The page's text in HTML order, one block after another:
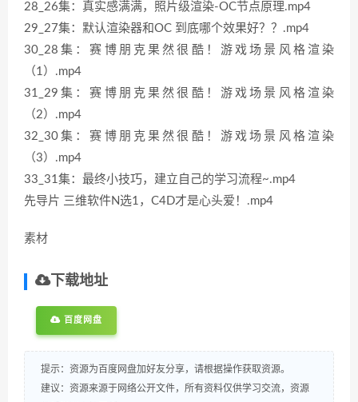
28_26集：真实感满满，照片级渲染-OC节点原理.mp4
29_27集：默认渲染器和OC 到底哪个效果好？？.mp4
30_28集：赛博朋克果然很酷！游戏场景风格渲染
（1）.mp4
31_29集：赛博朋克果然很酷！游戏场景风格渲染
（2）.mp4
32_30集：赛博朋克果然很酷！游戏场景风格渲染
（3）.mp4
33_31集：最终小技巧，建立自己的学习流程~.mp4
先导片 三维软件N选1，C4D才是心头爱！.mp4
素材
下载地址
百度网盘
提示：资源为百度网盘加好友分享，请根据操作获取资源。
建议：资源来源于网络公开文件，所有资料仅供学习交流，资源